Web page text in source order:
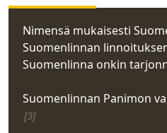
Nimensä mukaisesti
Suomenlinnan
Suomenlinna onkin
Suomenlinnan Panimon
[3]